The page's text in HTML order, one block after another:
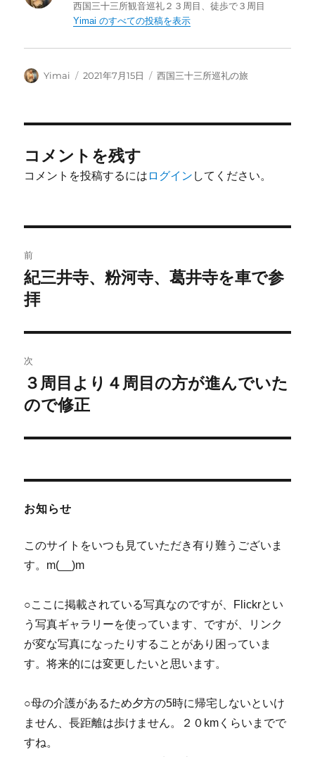
西国三十三所観音巡礼２３周目、徒歩で３周目
Yimai のすべての投稿を表示
投
Yimai
投
2021年7月15日
カ
西国三十三所巡礼の旅
コメントを残す
コメントを投稿するには ログイン してください。
稿
ナ
ビ
ゲ
ー
ン
前
前
の
稿:
紀三井寺、粉河寺、葛井寺を車で参
拝
次
次
の
稿:
３周目より４周目の方が進んでいた
ので修正
お知らせ
このサイトをいつも見ていただき有り難うございま
す。m(__)m
○ここに掲載されている写真なのですが、Flickrとい
う写真ギャラリーを使っています、ですが、リンク
が変な写真になったりすることがあり困っていま
す。将来的には変更したいと思います。
○母の介護があるため夕方の5時に帰宅しないといけ
ません、長距離は歩けません。２０kmくらいまでで
すね。